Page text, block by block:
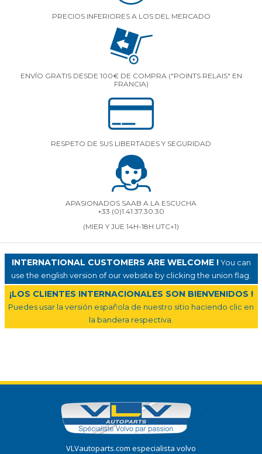
PRECIOS INFERIORES A LOS DEL MERCADO
ENVÍO GRATIS DESDE 100€ DE COMPRA ("POINTS RELAIS" EN
FRANCIA)
RESPETO DE SUS LIBERTADES Y SEGURIDAD
APASIONADOS SAAB A LA ESCUCHA
+33 (0)1.41.37.30.30
(MIER Y JUE 14H-18H UTC+1)
INTERNATIONAL CUSTOMERS ARE WELCOME !You can
use the english version of our website by clicking the union flag.
¡LOS CLIENTES INTERNACIONALES SON BIENVENIDOS !
Puedes usar la versión española de nuestro sitio haciendo clic en
la bandera respectiva.
VLVautoparts.com especialista volvo